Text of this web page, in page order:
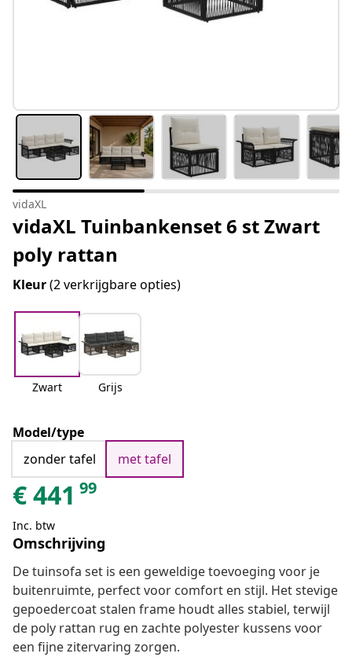
vidaXL
vidaXL Tuinbankenset 6 st Zwart
poly rattan
Kleur(2 verkrijgbare opties)
Zwart Grijs
Model/type
zonder tafel
met tafel
€441 99
Inc. btw
Omschrijving
De tuinsofa set is een geweldige toevoeging voor je
buitenruimte, perfect voor comfort en stijl. Het stevige
gepoedercoat stalen frame houdt alles stabiel, terwijl
de poly rattan rug en zachte polyester kussens voor
een fijne zitervaring zorgen.